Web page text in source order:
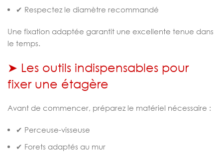
✔ Respectez le diamètre recommandé
Une fixation adaptée garantit une excellente tenue dans
le temps.
➤ Les outils indispensables pour
fixer une étagère
Avant de commencer, préparez le matériel nécessaire :
✔ Perceuse-visseuse
✔ Forets adaptés au mur